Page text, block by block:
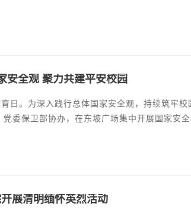
安全观 聚力共建平安校园
日。为深入践行总体国家安全观，持续筑牢
委保卫部协办，在东坡广场集中开展国家安全
展清明缅怀英烈活动